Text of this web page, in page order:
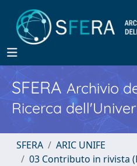
SFERA Archivio
Ricerca
SFERA
ARIC UNIFE
03 Contributo in rivista